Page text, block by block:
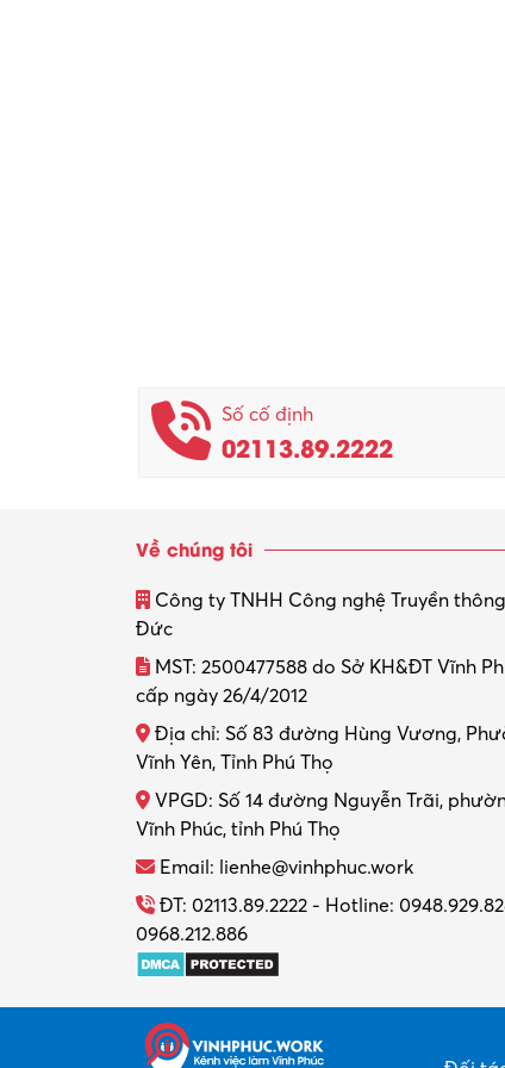
Số cố định
02113.89.2222
Về chúng tôi
Công ty TNHH Công nghệ Truyền
Đức
MST: 2500477588 do Sở KH&ĐT Vĩnh
cấp ngày 26/4/2012
Địa chỉ: Số 83 đường Hùng Vương,
Vĩnh Yên, Tỉnh Phú Thọ
VPGD: Số 14 đường Nguyễn Trãi,
Vĩnh Phúc, tỉnh Phú Thọ
Email: lienhe@vinhphuc.work
ĐT: 02113.89.2222 - Hotline:
0968.212.886